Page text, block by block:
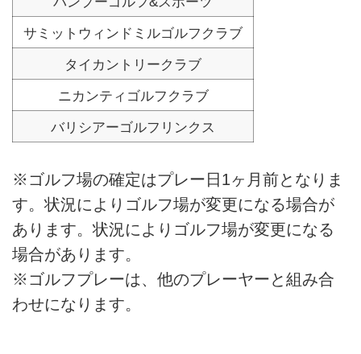
サミットウィンドミルゴルフクラブ
タイカントリークラブ
ニカンティゴルフクラブ
バリシアーゴルフリンクス
※ゴルフ場の確定はプレー日1ヶ月前となりま
す。状況によりゴルフ場が変更になる場合が
あります。状況によりゴルフ場が変更になる
場合があります。
※ゴルフプレーは、他のプレーヤーと組み合
わせになります。